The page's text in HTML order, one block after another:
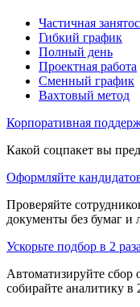
Частичная
Гибкий график
Полный день
Проектная работа
Сменный график
Вахтовый метод
Корпоративная
Какой соцпакет вы
Оформляйте
Проверяйте
документы без бумаг и
Ускорьте подбор в 2
Автоматизируйте сбор
собирайте аналитику в